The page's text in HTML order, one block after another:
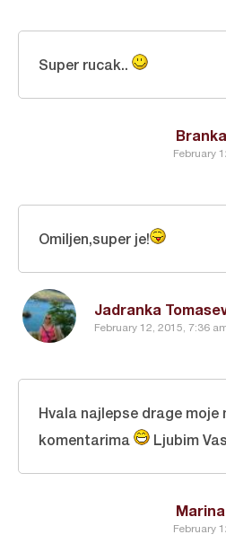
February
Super rucak..
Jadranka
February 12, 2015, 7:36
Omiljen,super je!
February
Hvala najlepse drage moje
komentarima
Ljubim